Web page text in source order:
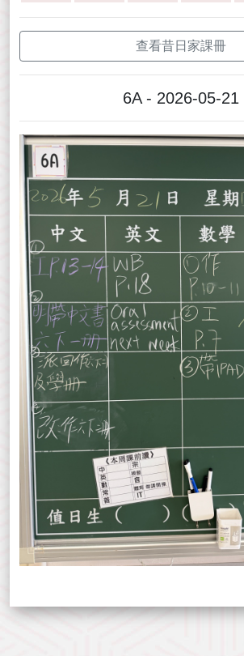
查看昔日家課冊
6A - 2026-05-21